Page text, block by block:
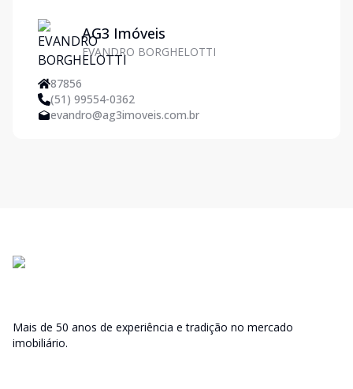
AG3 Imóveis
EVANDRO BORGHELOTTI
87856
(51) 99554-0362
evandro@ag3imoveis.com.br
Mais de 50 anos de experiência e tradição no mercado
imobiliário.